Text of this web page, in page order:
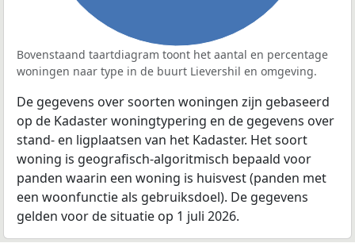
Bovenstaand taartdiagram toont het aantal en percentage
woningen naar type in de buurt Lievershil en omgeving.
De gegevens over soorten woningen zijn gebaseerd
op de Kadaster woningtypering en de gegevens over
stand- en ligplaatsen van het Kadaster. Het soort
woning is geografisch-algoritmisch bepaald voor
panden waarin een woning is huisvest (panden met
een woonfunctie als gebruiksdoel). De gegevens
gelden voor de situatie op 1 juli 2026.